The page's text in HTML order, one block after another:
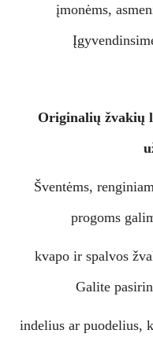
įmonėms,
Originalių žvakių
Šventėms,
progoms
kvapo ir spalvos
Galite
indelius ar puodelius,